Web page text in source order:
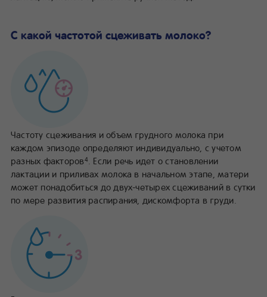
С какой частотой сцеживать молоко?
Частоту сцеживания и объем грудного молока при
каждом эпизоде определяют индивидуально, с учетом
разных факторов4. Если речь идет о становлении
лактации и приливах молока в начальном этапе, матери
может понадобиться до двух-четырех сцеживаний в сутки
по мере развития распирания, дискомфорта в груди.